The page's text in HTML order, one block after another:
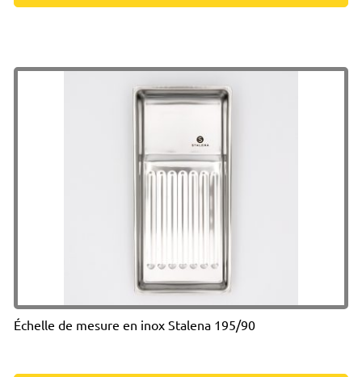
Échelle de mesure en inox Stalena 195/90